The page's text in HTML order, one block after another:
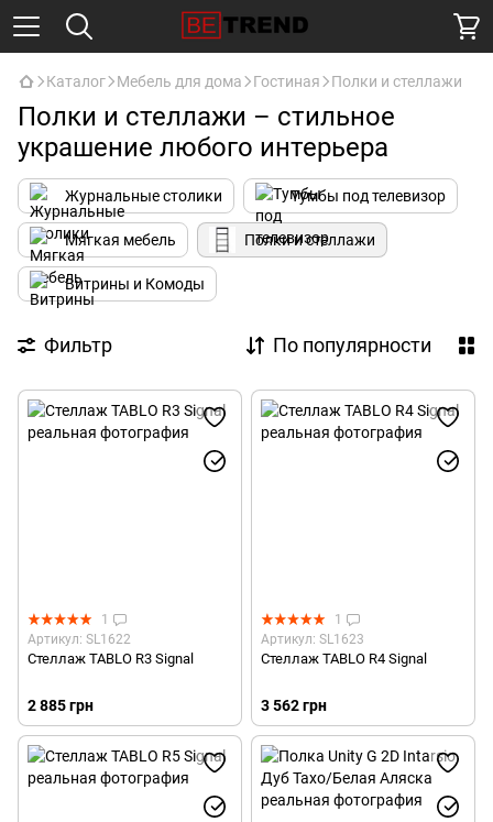
Каталог Мебель для дома Гостиная Полки и стеллажи
Полки и стеллажи – стильное
украшение любого интерьера
Журнальные столики Тумбы под телевизор
Мягкая мебель Полки и стеллажи
Витрины и Комоды
Фильтр По популярности
1
Артикул: SL1622
Стеллаж TABLO R3 Signal
2 885 грн
1
Артикул: SL1623
Стеллаж TABLO R4 Signal
3 562 грн